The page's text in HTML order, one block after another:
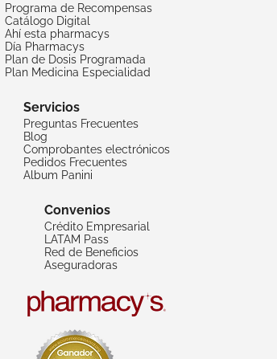
Programa de Recompensas
Catálogo Digital
Ahí esta pharmacys
Día Pharmacys
Plan de Dosis Programada
Plan Medicina Especialidad
Servicios
Preguntas Frecuentes
Blog
Comprobantes electrónicos
Pedidos Frecuentes
Album Panini
Convenios
Crédito Empresarial
LATAM Pass
Red de Beneficios
Aseguradoras